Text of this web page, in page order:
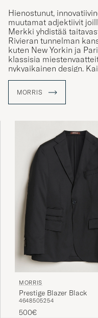
Hienostunut,
muutamat adjektiivit
Merkki yhdistää
Rivieran tunnelman
kuten New Yorkin ja
klassisia
nykyaikainen design.
Eva Alsén perustivat
luvuilla sijainneelta
Morris.
MORRIS
MORRIS
Prestige Blazer Black
4648505254
500€